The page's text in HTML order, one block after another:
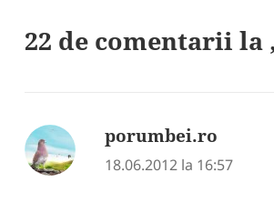
22 de comentarii la
porumbei.ro
18.06.2012 la 16:57